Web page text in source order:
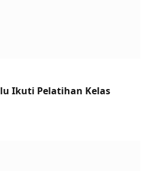
Ikuti Pelatihan Kelas